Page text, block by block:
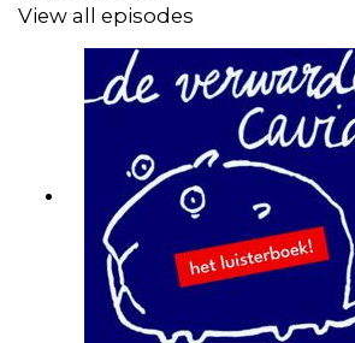
View all episodes